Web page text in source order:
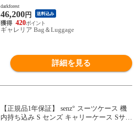
ズ コンパクト 出張 旅行 折りたたみ 38L 3
～4泊 耐水性 拡張 小型 TSA 静音 senz Fold
away carry on trolley SZ-8801
darkforest
46,200円 送料込み
420
ギャレリア Bag＆Luggage
詳細を見る
【正規品1年保証】 senz° スーツケース 機
内持ち込み S センズ キャリーケース Sサイ